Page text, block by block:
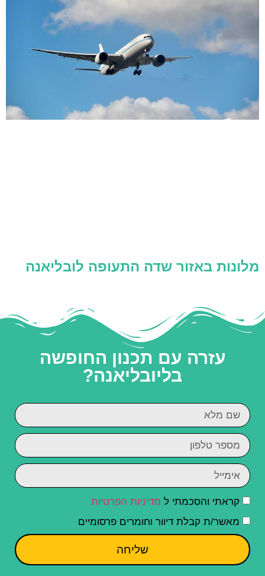
מלונות באזור שדה התעופה לובליאנה
עזרה עם תכנון החופשה
בליובליאנה?
קראתי והסכמתי ל מדיניות הפרטיות
מאשר/ת קבלת דיוור וחומרים פרסומיים
שליחה